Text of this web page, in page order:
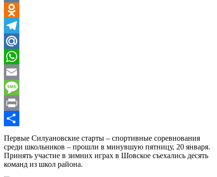
VK
Odnoklassniki
Telegram
Mail.Ru
WhatsApp
Email
Message
Print
Отправить
Первые Силуановские старты – спортивные соревнования
среди школьников – прошли в минувшую пятницу, 20 января.
Принять участие в зимних играх в Шовское съехались десять
команд из школ района.